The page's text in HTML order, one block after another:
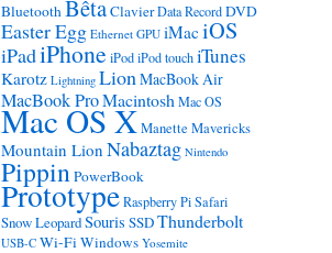
BluetoothBêtaClavier Data Record DVD
Easter Egg Ethernet GPU iMaciOS
iPadiPhone iPod iPod touch iTunes
Karotz Lightning LionMacBook Air
MacBook ProMacintosh Mac OS
Mac OS X Manette Mavericks
Mountain Lion Nabaztag Nintendo
PippinPowerBook
Prototype Raspberry Pi Safari
Snow LeopardSouris SSDThunderbolt
USB-C Wi-FiWindows Yosemite